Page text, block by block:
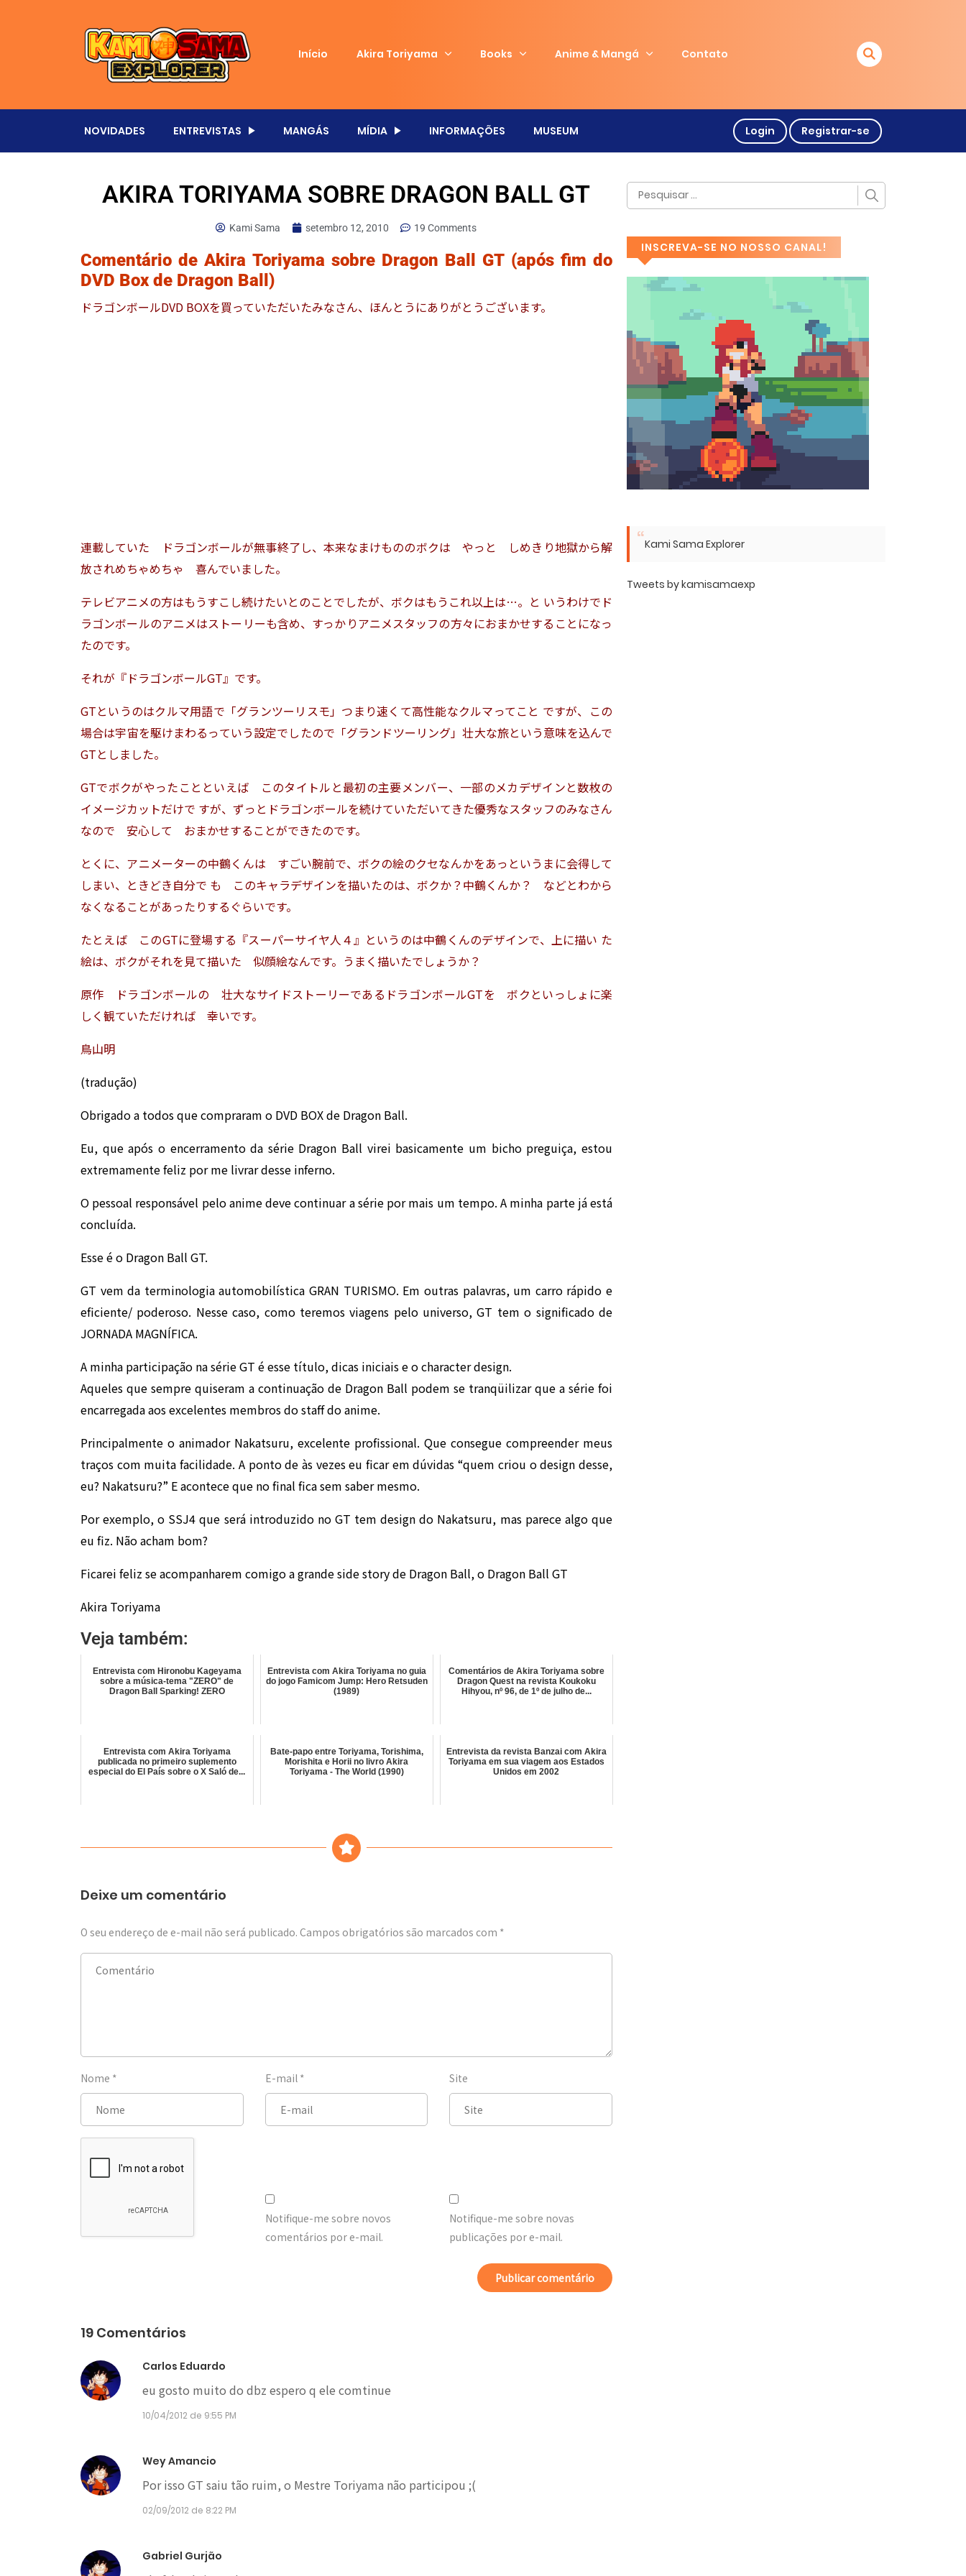
Início Akira Toriyama Books Anime & Mangá Contato
NOVIDADES ENTREVISTAS MANGÁS MÍDIA INFORMAÇÕES MUSEUM Login Registrar-se
AKIRA TORIYAMA SOBRE DRAGON BALL GT
Kami Sama setembro 12, 2010 19 Comments
Comentário de Akira Toriyama sobre Dragon Ball GT (após fim do
DVD Box de Dragon Ball)
ドラゴンボールDVD BOXを買っていただいたみなさん、ほんとうにありがとうございます。
連載していた ドラゴンボールが無事終了し、本来なまけもののボクは やっと しめきり地獄から解
放されめちゃめちゃ 喜んでいました。
テレビアニメの方はもうすこし続けたいとのことでしたが、ボクはもうこれ以上は…。と いうわけでド
ラゴンボールのアニメはストーリーも含め、すっかりアニメスタッフの方々におまかせすることになっ
たのです。
それが『ドラゴンボールGT』です。
GTというのはクルマ用語で「グランツーリスモ」つまり速くて高性能なクルマってこと ですが、この
場合は宇宙を駆けまわるっていう設定でしたので「グランドツーリング」壮大な旅という意味を込んで
GTとしました。
GTでボクがやったことといえば このタイトルと最初の主要メンバー、一部のメカデザインと数枚の
イメージカットだけで すが、ずっとドラゴンボールを続けていただいてきた優秀なスタッフのみなさん
なので 安心して おまかせすることができたのです。
とくに、アニメーターの中鶴くんは すごい腕前で、ボクの絵のクセなんかをあっというまに会得して
しまい、ときどき自分で も このキャラデザインを描いたのは、ボクか？中鶴くんか？ などとわから
なくなることがあったりするぐらいです。
たとえば このGTに登場する『スーパーサイヤ人４』というのは中鶴くんのデザインで、上に描い た
絵は、ボクがそれを見て描いた 似顔絵なんです。うまく描いたでしょうか？
原作 ドラゴンボールの 壮大なサイドストーリーであるドラゴンボールGTを ボクといっしょに楽
しく観ていただければ 幸いです。
鳥山明
(tradução)
Obrigado a todos que compraram o DVD BOX de Dragon Ball.
Eu, que após o encerramento da série Dragon Ball virei basicamente um bicho preguiça, estou
extremamente feliz por me livrar desse inferno.
O pessoal responsável pelo anime deve continuar a série por mais um tempo. A minha parte já está
concluída.
Esse é o Dragon Ball GT.
GT vem da terminologia automobilística GRAN TURISMO. Em outras palavras, um carro rápido e
eficiente/ poderoso. Nesse caso, como teremos viagens pelo universo, GT tem o significado de
JORNADA MAGNÍFICA.
A minha participação na série GT é esse título, dicas iniciais e o character design.
Aqueles que sempre quiseram a continuação de Dragon Ball podem se tranqüilizar que a série foi
encarregada aos excelentes membros do staff do anime.
Principalmente o animador Nakatsuru, excelente profissional. Que consegue compreender meus
traços com muita facilidade. A ponto de às vezes eu ficar em dúvidas “quem criou o design desse,
eu? Nakatsuru?” E acontece que no final fica sem saber mesmo.
Por exemplo, o SSJ4 que será introduzido no GT tem design do Nakatsuru, mas parece algo que
eu fiz. Não acham bom?
Ficarei feliz se acompanharem comigo a grande side story de Dragon Ball, o Dragon Ball GT
Akira Toriyama
Veja também:
Entrevista com Hironobu Kageyama
sobre a música-tema "ZERO" de
Dragon Ball Sparking! ZERO
Entrevista com Akira Toriyama no guia
do jogo Famicom Jump: Hero Retsuden
(1989)
Comentários de Akira Toriyama sobre
Dragon Quest na revista Koukoku
Hihyou, nº 96, de 1º de julho de...
Entrevista com Akira Toriyama
publicada no primeiro suplemento
especial do El País sobre o X Saló de...
Bate-papo entre Toriyama, Torishima,
Morishita e Horii no livro Akira
Toriyama - The World (1990)
Entrevista da revista Banzai com Akira
Toriyama em sua viagem aos Estados
Unidos em 2002
Deixe um comentário
O seu endereço de e-mail não será publicado. Campos obrigatórios são marcados com *
Nome * E-mail * Site
Notifique-me sobre novos
comentários por e-mail.
Notifique-me sobre novas
publicações por e-mail.
19 Comentários
Carlos Eduardo
eu gosto muito do dbz espero q ele comtinue
10/04/2012 de 9:55 PM
Wey Amancio
Por isso GT saiu tão ruim, o Mestre Toriyama não participou ;(
02/09/2012 de 8:22 PM
Gabriel Gurjão
INSCREVA-SE NO NOSSO CANAL!
Kami Sama Explorer
Tweets by kamisamaexp